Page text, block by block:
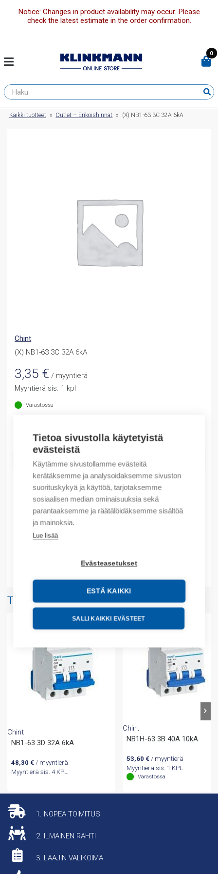
Tietoa sivustolla käytetyistä
evästeistä
Käytämme sivustollamme evästeitä
kerätäksemme ja analysoidaksemme sivuston
suorituskykyä ja käyttöä, tarjotaksemme
sosiaalisen median ominaisuuksia sekä
parantaaksemme ja räätälöidäksemme sisältöä
ja mainoksia.
Lue lisää
Evästeasetukset
ESTÄ KAIKKI
SALLI KAIKKI EVÄSTEET
Notice: Changes in product availability may occur. Please
check the latest estimate in the order confirmation.
0
Kaikki tuotteet » Outlet – Erikoishinnat » (X) NB1-63 3C 32A 6kA
Chint
(X) NB1-63 3C 32A 6kA
3,35 € / myyntierä
Myyntierä sis. 1 kpl
Varastossa
Määrä
LISÄÄ OSTOSKORIIN
Tuotekoodit
Tuotteen tullikoodi: 85361050
Tuotteita samalta valmistajalta
Chint
NB1-63 3D 32A 6kA
48,30 €/ myyntierä
Myyntierä sis. 4 KPL
Chint
NB1H-63 3B 40A 10kA
53,60 € / myyntierä
Myyntierä sis. 1 KPL
Varastossa
1. NOPEA TOIMITUS
2. ILMAINEN RAHTI
3. LAAJIN VALIKOIMA